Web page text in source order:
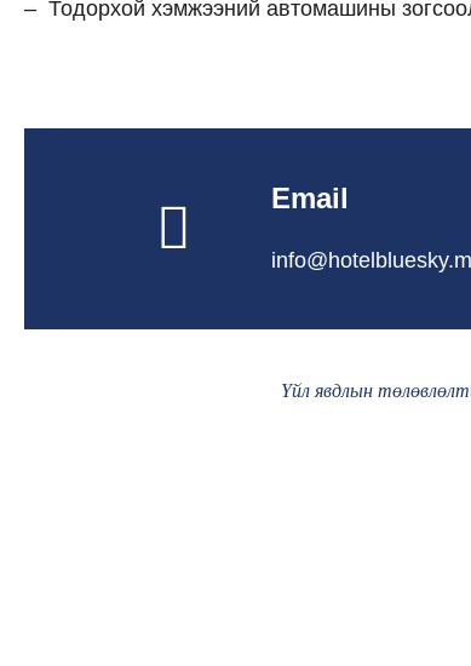
Тодорхой хэмжээний автомашины
Email
Үйл явдлын